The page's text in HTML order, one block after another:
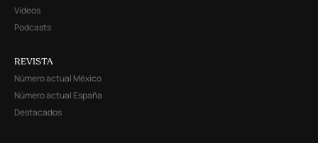
Videos
Podcasts
REVISTA
Número actual México
Número actual España
Destacados